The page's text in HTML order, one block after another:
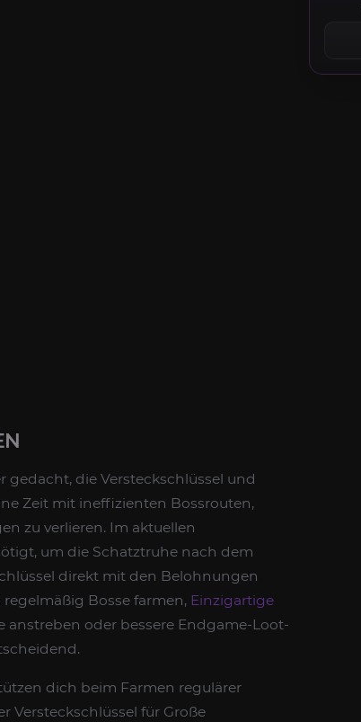
gedacht, die Versteckschlüssel und
Zeit mit ineffizienten Bossrouten,
zu verlieren. Im aktuellen
um die Schatztruhe nach dem
direkt mit den Belohnungen
Bosse farmen, Einzigartige
oder bessere Endgame-Loot-
dich beim Farmen regulärer
Versteckschlüssel für Große